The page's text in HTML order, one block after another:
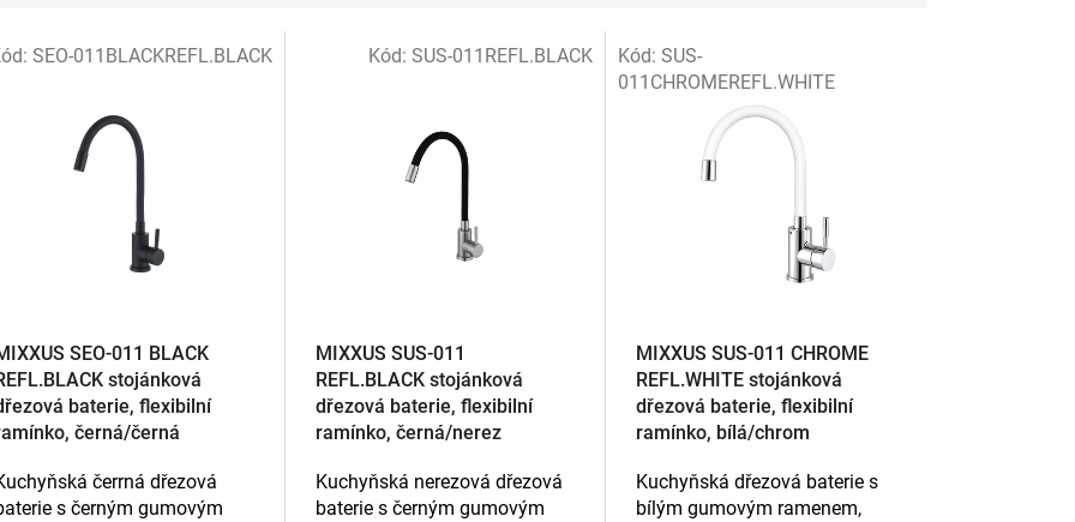
SEO-011 BLACK
stojánková
baterie, flexibilní
černá/černá
čerrná dřezová
s černým gumovým
SEO-011BLACKREFL.BLACK
MIXXUS SUS-011
REFL.BLACK stojánková
dřezová baterie, flexibilní
ramínko, černá/nerez
Kuchyňská nerezová dřezová
baterie s černým gumovým
Kód:SUS-011REFL.BLACK
MIXXUS SUS-011 CHROME
REFL.WHITE stojánková
dřezová baterie, flexibilní
ramínko, bílá/chrom
Kuchyňská dřezová baterie s
bílým gumovým ramenem,
Kód:SUS-
011CHROMEREFL.WHITE